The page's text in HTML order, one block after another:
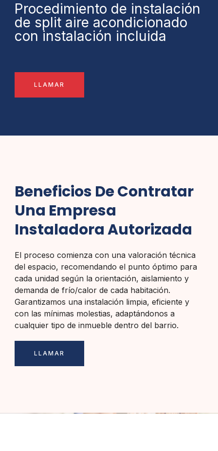
Procedimiento de instalación
de split aire acondicionado
con instalación incluida
LLAMAR
Beneficios De Contratar
Una Empresa
Instaladora Autorizada
El proceso comienza con una valoración técnica
del espacio, recomendando el punto óptimo para
cada unidad según la orientación, aislamiento y
demanda de frío/calor de cada habitación.
Garantizamos una instalación limpia, eficiente y
con las mínimas molestias, adaptándonos a
cualquier tipo de inmueble dentro del barrio.
LLAMAR